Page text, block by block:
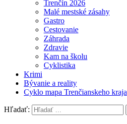
Trenčín 2026
Malé mestské zásahy
Gastro
Cestovanie
Záhrada
Zdravie
Kam na školu
Cyklistika
Krimi
Bývanie a reality
Cyklo mapa Trenčianskeho kraja
Hľadať: